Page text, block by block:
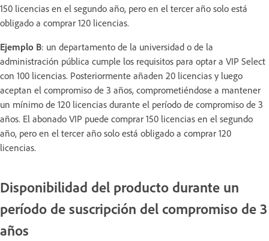
150 licencias en el segundo año, pero en el tercer año solo está
obligado a comprar 120 licencias.
Ejemplo B: un departamento de la universidad o de la
administración pública cumple los requisitos para optar a VIP Select
con 100 licencias. Posteriormente añaden 20 licencias y luego
aceptan el compromiso de 3 años, comprometiéndose a mantener
un mínimo de 120 licencias durante el período de compromiso de 3
años. El abonado VIP puede comprar 150 licencias en el segundo
año, pero en el tercer año solo está obligado a comprar 120
licencias.
Disponibilidad del producto durante un
período de suscripción del compromiso de 3
años